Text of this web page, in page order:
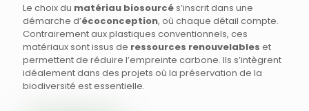
Le choix du matériau biosourcés’inscrit dans une
démarche d’écoconception, où chaque détail compte.
Contrairement aux plastiques conventionnels, ces
matériaux sont issus de ressources renouvelables et
permettent de réduire l’empreinte carbone. Ils s’intègrent
idéalement dans des projets où la préservation de la
biodiversité est essentielle.